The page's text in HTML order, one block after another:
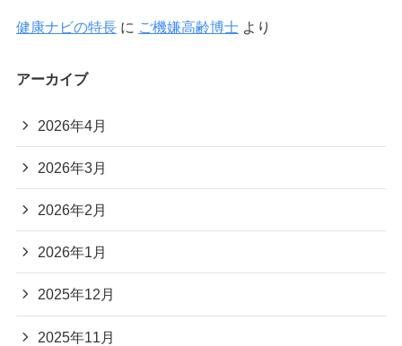
健康ナビの特長に ご機嫌高齢博士より
アーカイブ
2026年4月
2026年3月
2026年2月
2026年1月
2025年12月
2025年11月